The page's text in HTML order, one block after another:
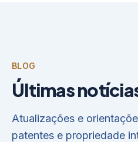
BLOG
Últimas
Atualizações e
patentes e propriedade